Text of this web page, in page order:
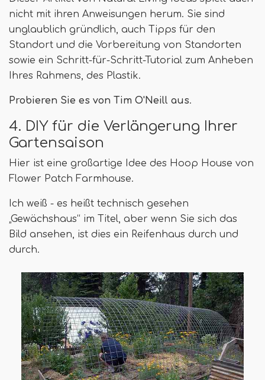
nicht mit ihren Anweisungen herum. Sie sind
unglaublich gründlich, auch Tipps für den
Standort und die Vorbereitung von Standorten
sowie ein Schritt-für-Schritt-Tutorial zum Anheben
Ihres Rahmens, des Plastik.
Probieren Sie es von Tim O'Neill aus.
4. DIY für die Verlängerung Ihrer
Gartensaison
Hier ist eine großartige Idee des Hoop House von
Flower Patch Farmhouse.
Ich weiß - es heißt technisch gesehen
„Gewächshaus“ im Titel, aber wenn Sie sich das
Bild ansehen, ist dies ein Reifenhaus durch und
durch.